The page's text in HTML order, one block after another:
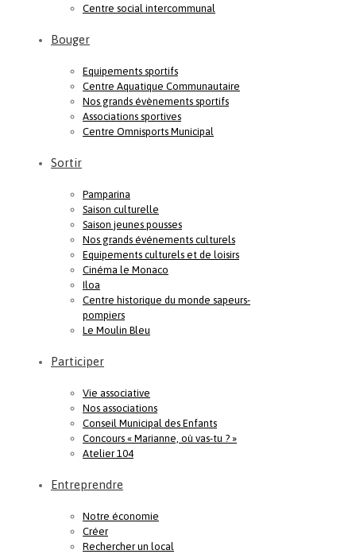
Centre social intercommunal
Bouger
Equipements sportifs
Centre Aquatique Communautaire
Nos grands évènements sportifs
Associations sportives
Centre Omnisports Municipal
Sortir
Pamparina
Saison culturelle
Saison jeunes pousses
Nos grands événements culturels
Equipements culturels et de loisirs
Cinéma le Monaco
Iloa
Centre historique du monde sapeurs-
pompiers
Le Moulin Bleu
Participer
Vie associative
Nos associations
Conseil Municipal des Enfants
Concours « Marianne, où vas-tu ? »
Atelier 104
Entreprendre
Notre économie
Créer
Rechercher un local